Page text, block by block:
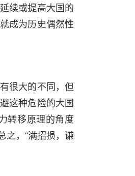
续或提高大国的
成为历史偶然性
很大的不同，但
这种危险的大国
转移原理的角度
之，“满招损，谦